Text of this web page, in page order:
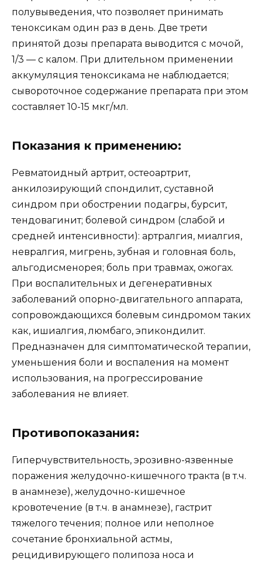
полувыведения, что позволяет принимать
теноксикам один раз в день. Две трети
принятой дозы препарата выводится с мочой,
1/3 — с калом. При длительном применении
аккумуляция теноксикама не наблюдается;
сывороточное содержание препарата при этом
составляет 10-15 мкг/мл.
Показания к применению:
Ревматоидный артрит, остеоартрит,
анкилозирующий спондилит, суставной
синдром при обострении подагры, бурсит,
тендовагинит; болевой синдром (слабой и
средней интенсивности): артралгия, миалгия,
невралгия, мигрень, зубная и головная боль,
альгодисменорея; боль при травмах, ожогах.
При воспалительных и дегенеративных
заболеваний опорно-двигательного аппарата,
сопровождающихся болевым синдромом таких
как, ишиалгия, люмбаго, эпикондилит.
Предназначен для симптоматической терапии,
уменьшения боли и воспаления на момент
использования, на прогрессирование
заболевания не влияет.
Противопоказания:
Гиперчувствительность, эрозивно-язвенные
поражения желудочно-кишечного тракта (в т.ч.
в анамнезе), желудочно-кишечное
кровотечение (в т.ч. в анамнезе), гастрит
тяжелого течения; полное или неполное
сочетание бронхиальной астмы,
рецидивирующего полипоза носа и